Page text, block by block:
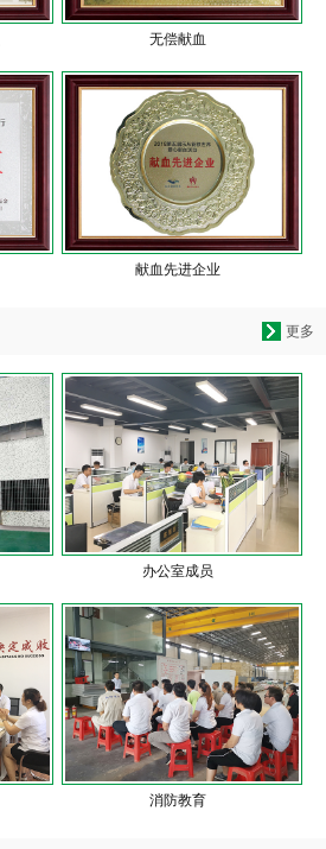
无偿献血
献血先进企业
更多
办公室成员
消防教育